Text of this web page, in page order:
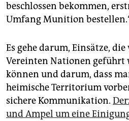
beschlossen bekommen,
Umfang Munition
Es gehe darum, Einsätze,
Vereinten Nationen geführt
können und darum, dass
heimische Territorium
sichere Kommunikation.
und Ampel um eine